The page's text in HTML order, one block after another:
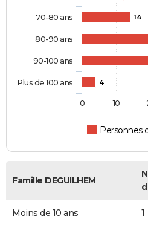
14
4
Personnes
70-80 ans
80-90 ans
90-100 ans
Plus de 100 ans
0 10
Famille DEGUILHEM
Moins de 10 ans 1